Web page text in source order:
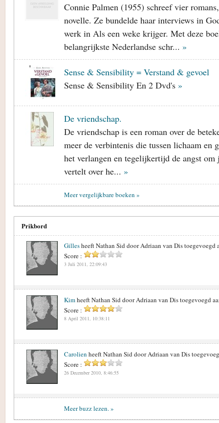
Connie Palmen (1955) schreef vier
novelle. Ze bundelde haar interviews in
werk in Als een weke krijger. Met deze
belangrijkste Nederlandse schr... »
Sense & Sensibility = Verstand & gevoel
Sense & Sensibility En 2 Dvd's »
De vriendschap.
De vriendschap is een roman over de
meer de verbintenis die tussen lichaam en
het verlangen en tegelijkertijd de angst
vertelt over he... »
Meer vergelijkbare boeken »
Prikbord
Gillesheeft Nathan Sid door Adriaan van Dis toegevoegd
Score :
3 Juli 2011, 22:09:43
Kimheeft Nathan Sid door Adriaan van Dis toegevoegd
Score :
8 April 2011, 10:38:11
Carolien heeft Nathan Sid door Adriaan van Dis
Score :
26 December 2010, 8:46:55
Meer buzz lezen. »